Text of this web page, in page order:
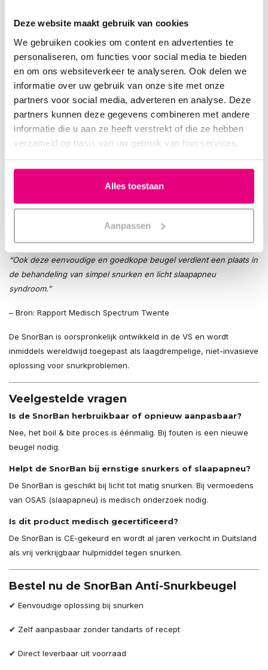
Deze website maakt gebruik van cookies
We gebruiken cookies om content en advertenties te
personaliseren, om functies voor social media te bieden
en om ons websiteverkeer te analyseren. Ook delen we
informatie over uw gebruik van onze site met onze
partners voor social media, adverteren en analyse. Deze
partners kunnen deze gegevens combineren met andere
informatie die u aan ze heeft verstrekt of die ze hebben
verzameld op basis van uw gebruik van hun services.
Alles toestaan
Aanpassen
Handleiding
Download de handleiding voor deSnorbanSnurkbeugel.
Medisch bewezen effectiviteit
DeSnorBan Anti-Snurkbeugelis niet zomaar een
dat al jarenlang wordt gebruikt in zowel de Verenigde Staten,
Uit meerdere onafhankelijke onderzoeken blijkt dat de SnorBan
effectief is bij de behandeling van snurken én bij lichte vormen
“Ook deze eenvoudige en goedkope beugel verdient een plaats in
de behandeling van simpel snurken en licht slaapapneu
syndroom.”
– Bron: Rapport Medisch Spectrum Twente
De SnorBan is oorspronkelijk ontwikkeld in de VS en wordt
inmiddels wereldwijd toegepast als laagdrempelige, niet-invasieve
oplossing voor snurkproblemen.
Veelgestelde vragen
Is de SnorBan herbruikbaar of opnieuw aanpasbaar?
Nee, het boil & bite proces is éénmalig. Bij fouten is een nieuwe
beugel nodig.
Helpt de SnorBan bij ernstige snurkers of slaapapneu?
De SnorBan is geschikt bij licht tot matig snurken. Bij vermoedens
van OSAS (slaapapneu) is medisch onderzoek nodig.
Is dit product medisch gecertificeerd?
De SnorBan is CE-gekeurd en wordt al jaren verkocht in Duitsland
als vrij verkrijgbaar hulpmiddel tegen snurken.
Bestel nu de SnorBan Anti-Snurkbeugel
✔ Eenvoudige oplossing bij snurken
✔ Zelf aanpasbaar zonder tandarts of recept
✔ Direct leverbaar uit voorraad